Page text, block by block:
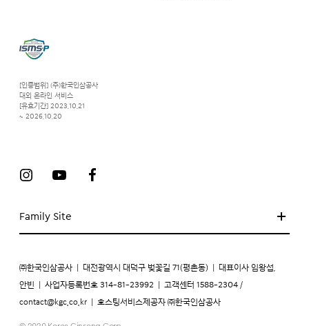
Family Site
[인증범위] (주)한국인삼공사
대외 온라인 서비스
[유효기간] 2023.10.21
~ 2026.10.20
㈜한국인삼공사 대전광역시 대덕구 벚꽃길 71(평촌동) 대표이사 임왕섭,
안빈 사업자등록번호 314-81-23992 고객센터 1588-2304 /
contact@kgc.co.kr 호스팅서비스제공자 ㈜한국인삼공사